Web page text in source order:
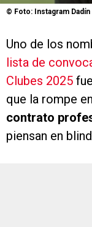
© Foto: Instagram Dadín
Uno de los
lista de
Clubes 2025
que la rompe
contrato
piensan en